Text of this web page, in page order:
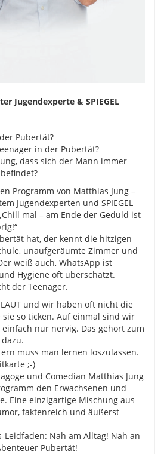
Jugendexperte & SPIEGEL
Pubertät?
in der Pubertät?
dass sich der Mann immer
Programm von Matthias Jung –
Jugendexperten und SPIEGEL
mal – am Ende der Geduld ist
hat, der kennt die hitzigen
unaufgeräumte Zimmer und
weiß auch, WhatsApp ist
Hygiene oft überschätzt.
der Teenager.
und wir haben oft nicht die
sie so ticken. Auf einmal sind wir
nur nervig. Das gehört zum
muss man lernen loszulassen.
;-)
und Comedian Matthias Jung
den Erwachsenen und
Eine einzigartige Mischung aus
faktenreich und äußerst
Leidfaden: Nah am Alltag! Nah an
Pubertät!